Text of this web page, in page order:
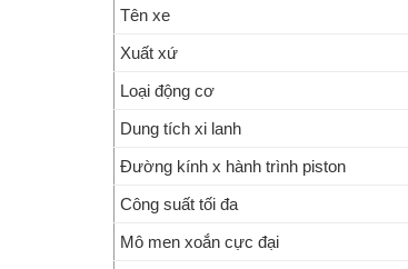
Đối với những người yêu thích dòng
đây. Không chỉ mang tính biểu tượng
Tên xe
Xuất xứ
Loại động cơ
Dung tích xi lanh
Đường kính x hành trình piston
Công suất tối đa
Mô men xoắn cực đại